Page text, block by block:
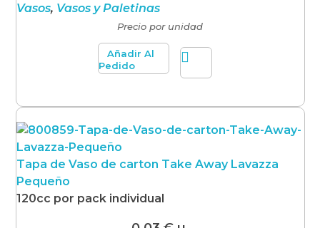
Vasos, Vasos y Paletinas
Precio por unidad
Añadir Al
Pedido
Tapa de Vaso de carton Take Away Lavazza
Pequeño
120cc por pack individual